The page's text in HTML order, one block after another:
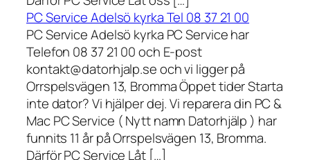
PC Service Adelsö kyrka Tel 08 37 21 00
PC Service Adelsö kyrka PC Service har
Telefon 08 37 21 00 och E-post
kontakt@datorhjalp.se och vi ligger på
Orrspelsvägen 13, Bromma Öppet tider Starta
inte dator? Vi hjälper dej. Vi reparera din PC &
Mac PC Service ( Nytt namn Datorhjälp ) har
funnits 11 år på Orrspelsvägen 13, Bromma.
Därför PC Service Låt […]